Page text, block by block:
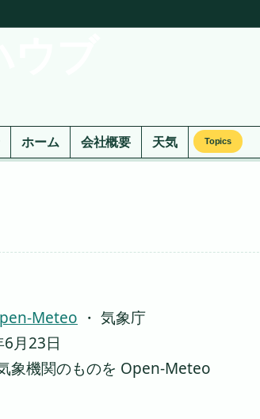
ホーム 会社概要 天気 Topics
Meteo ・ 気象庁
月23日
象機関のものを Open-Meteo